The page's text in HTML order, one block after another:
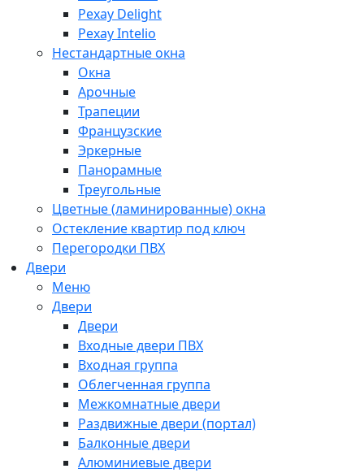
Рехау Delight
Рехау Intelio
Нестандартные окна
Окна
Арочные
Трапеции
Французские
Эркерные
Панорамные
Треугольные
Цветные (ламинированные) окна
Остекление квартир под ключ
Перегородки ПВХ
Двери
Меню
Двери
Двери
Входные двери ПВХ
Входная группа
Облегченная группа
Межкомнатные двери
Раздвижные двери (портал)
Балконные двери
Алюминиевые двери